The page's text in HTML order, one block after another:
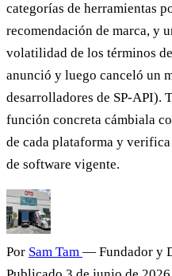
categorías de herramientas
recomendación de marca, y
volatilidad de los términos
anunció y luego canceló un
desarrolladores de SP-API).
función concreta cámbiala
de cada plataforma y
de software vigente.
Por Sam Tam — Fundador y